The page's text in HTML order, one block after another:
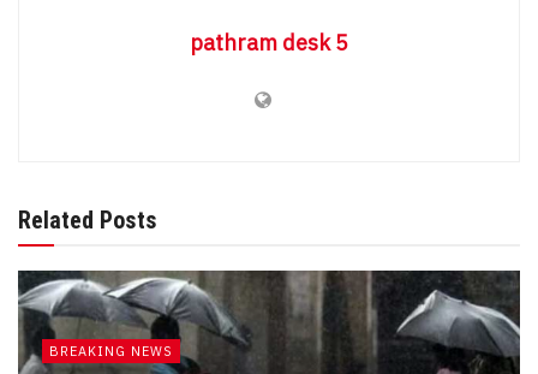
pathram desk 5
Related Posts
BREAKING NEWS